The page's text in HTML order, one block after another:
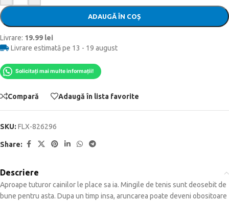
ADAUGĂ ÎN COȘ
Livrare: 19.99 lei
Livrare estimată pe 13 - 19 august
Solicitați mai multe informații!
Compară Adaugă în lista favorite
SKU: FLX-826296
Share:
Descriere
Aproape tuturor cainilor le place sa ia. Mingile de tenis sunt deosebit de
bune pentru asta. Dupa un timp insa, aruncarea poate deveni obositoare